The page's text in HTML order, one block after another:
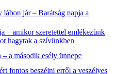
lábon jár – Barátság napja a
– amikor szeretettel emlékezünk
hagytak a szívünkben
a második esély ünnepe
fontos beszélni erről a veszélyes